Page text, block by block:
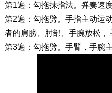
第1遍：勾拖抹指法。弹奏速
第2遍：勾拖劈。手指主动运
者的肩膀、肘部、手腕放松，
第3遍：勾拖劈。手臂，手腕